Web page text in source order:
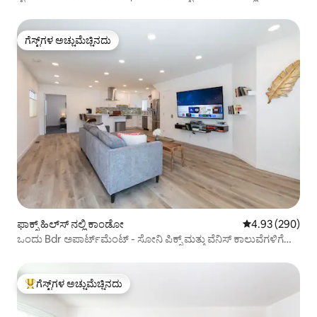
ಗೆಸ್ಟ್‌ಗಳ ಅಚ್ಚುಮೆಚ್ಚಿನದು
ಗೆಸ್ಟ್‌ಗಳ ಅಚ್ಚುಮೆಚ್ಚಿನದು
ಫಾಕ್ಸ್ ಹಿಲ್‌ಸ್ ನಲ್ಲಿ ಕಾಂಡೋ 5 ರಲ್ಲಿ 4.93
4.93 (290)
ಒಂದು Bdr ಅಪಾರ್ಟ್‌ಮೆಂಟ್ - ಸೋನಿ ಪಿಕ್ಸ್ ಮತ್ತು ವೆನಿಸ್ ಕಾಲುವೆಗಳಿಗೆ
ಗೆಸ್ಟ್‌ಗಳಿಗೆ ಅತಿ ಹೆಚ್ಚು ಅಚ್ಚುಮೆಚ್ಚಿನದು
ಗೆಸ್ಟ್‌ಗಳ ಅಚ್ಚುಮೆಚ್ಚಿನದು